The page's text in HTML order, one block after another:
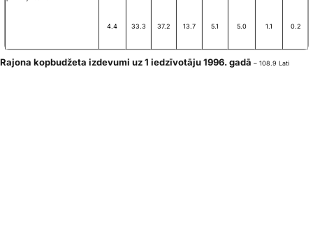
4.4 33.3 37.2 13.7 5.1 5.0 1.1 0.2
Rajona kopbudžeta izdevumi uz 1 iedzīvotāju 1996. gadā – 108.9 Lati